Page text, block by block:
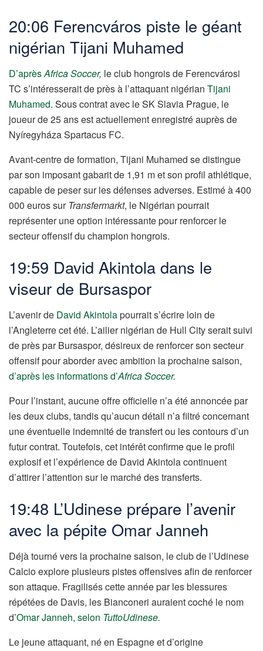
20:06 Ferencváros piste le géant
nigérian Tijani Muhamed
D’aprèsAfrica Soccer, le club hongrois de Ferencvárosi
TC s’intéresserait de près à l’attaquant nigérian Tijani
Muhamed. Sous contrat avec le SK Slavia Prague, le
joueur de 25 ans est actuellement enregistré auprès de
Nyíregyháza Spartacus FC.
Avant-centre de formation, Tijani Muhamed se distingue
par son imposant gabarit de 1,91 m et son profil athlétique,
capable de peser sur les défenses adverses. Estimé à 400
000 euros sur Transfermarkt, le Nigérian pourrait
représenter une option intéressante pour renforcer le
secteur offensif du champion hongrois.
19:59 David Akintola dans le
viseur de Bursaspor
L’avenir de David Akintolapourrait s’écrire loin de
l’Angleterre cet été. L’ailier nigérian de Hull City serait suivi
de près par Bursaspor, désireux de renforcer son secteur
offensif pour aborder avec ambition la prochaine saison,
d’après les informations d’Africa Soccer.
Pour l’instant, aucune offre officielle n’a été annoncée par
les deux clubs, tandis qu’aucun détail n’a filtré concernant
une éventuelle indemnité de transfert ou les contours d’un
futur contrat. Toutefois, cet intérêt confirme que le profil
explosif et l’expérience de David Akintola continuent
d’attirer l’attention sur le marché des transferts.
19:48 L’Udinese prépare l’avenir
avec la pépite Omar Janneh
Déjà tourné vers la prochaine saison, le club de l’Udinese
Calcio explore plusieurs pistes offensives afin de renforcer
son attaque. Fragilisés cette année par les blessures
répétées de Davis, les Bianconeri auraient coché le nom
d’Omar Janneh, selon TuttoUdinese.
Le jeune attaquant, né en Espagne et d’origine